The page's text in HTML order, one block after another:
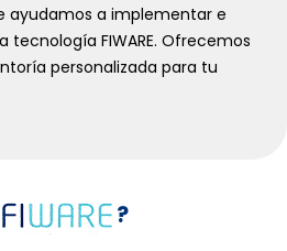
ayudamos a implementar e
FIWARE. Ofrecemos
personalizada para tu
?